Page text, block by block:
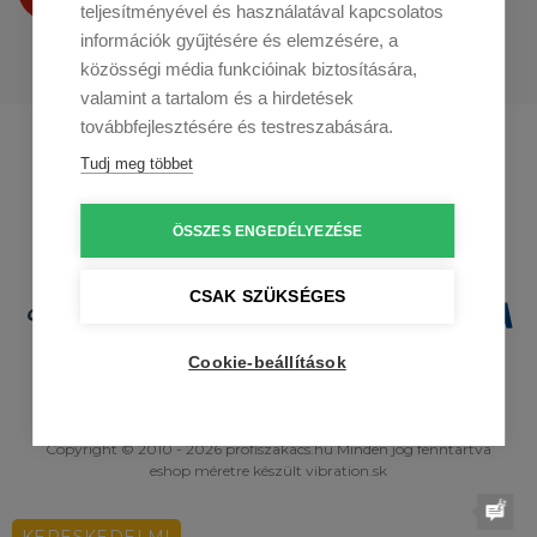
teljesítményével és használatával kapcsolatos
információk gyűjtésére és elemzésére, a
közösségi média funkcióinak biztosítására,
valamint a tartalom és a hirdetések
továbbfejlesztésére és testreszabására.
Tudj meg többet
ÖSSZES ENGEDÉLYEZÉSE
CSAK SZÜKSÉGES
Cookie-beállítások
Profikuchar.sk
Profikuchař.cz
Copyright © 2010 - 2026 profiszakacs.hu Minden jog fenntartva
eshop méretre készült vibration.sk